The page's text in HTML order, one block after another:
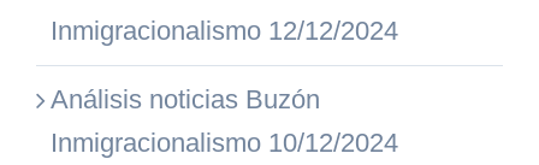
Inmigracionalismo 12/12/2024
Análisis noticias Buzón
Inmigracionalismo 10/12/2024